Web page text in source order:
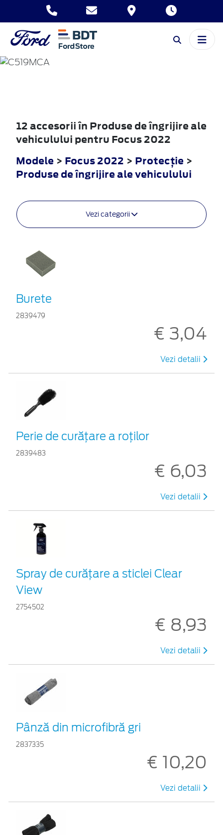
FOCUS
12 accesorii în Produse de îngrijire ale
vehiculului pentru Focus 2022
Modele > Focus 2022 > Protecţie >
Produse de îngrijire ale vehiculului
Vezi categorii
Burete
2839479
€ 3,04
Vezi detalii
Perie de curățare a roților
2839483
€ 6,03
Vezi detalii
Spray de curățare a sticlei Clear
View
2754502
€ 8,93
Vezi detalii
Pânză din microfibră gri
2837335
€ 10,20
Vezi detalii